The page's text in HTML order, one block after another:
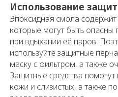
Использование
Эпоксидная смола
которые могут быть опасны
при вдыхании её паров.
используйте защитные
маску с фильтром, а также
Защитные средства
кожи и слизистых, а также